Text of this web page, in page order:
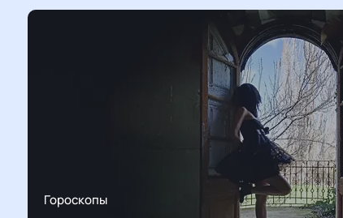
Гороскопы